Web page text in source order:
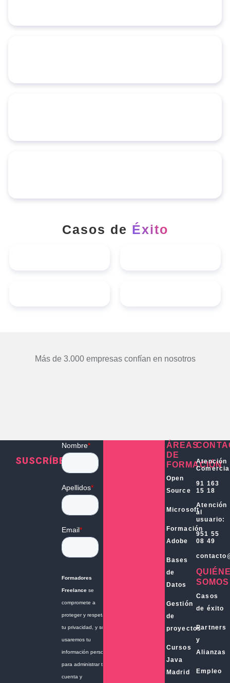
Casos de Éxito
Más de 3.000 empresas confían en nosotros
SUSCRÍBETE
ÁREAS
DE
FORMACIÓN
Open
Source
Microsoft
Formación
Adobe
Bases
de
Datos
Gestión
de
proyectos
Cursos
Java
Madrid
Atención
91 163
15 18
Atención
al
usuario:
951 55
08 49
SOMOS
Casos
de éxito
Partners
y
Alianzas
Empleo